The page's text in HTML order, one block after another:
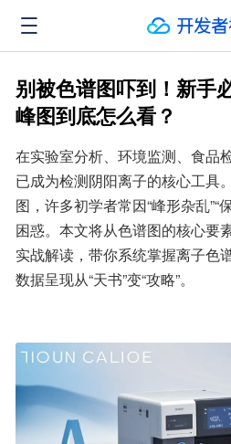
别被色谱图吓到！新手
峰图到底怎么看？
在实验室分析、环境监测、食品
已成为检测阴阳离子的核心工具
图，许多初学者常因“峰形杂乱”“
困惑。本文将从色谱图的核心要
实战解读，带你系统掌握离子色
数据呈现从“天书”变“攻略”。